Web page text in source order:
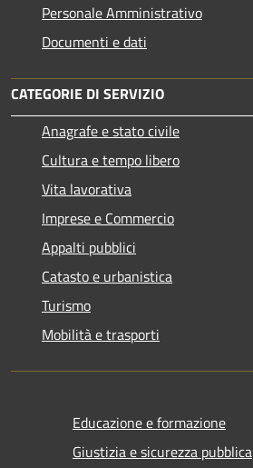
Personale Amministrativo
Documenti e dati
CATEGORIE DI SERVIZIO
Anagrafe e stato civile
Cultura e tempo libero
Vita lavorativa
Imprese e Commercio
Appalti pubblici
Catasto e urbanistica
Turismo
Mobilità e trasporti
Educazione e formazione
Giustizia e sicurezza pubblica